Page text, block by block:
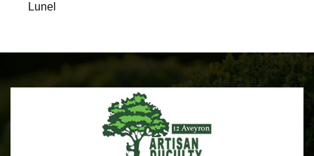
Lunel